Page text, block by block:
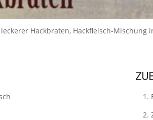
Hackbraten, Hackfleisch-